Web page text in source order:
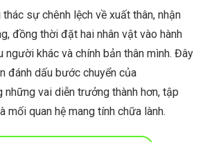
thác sự chênh lệch về xuất thân, nhận
đồng thời đặt hai nhân vật vào hành
người khác và chính bản thân mình. Đây
đánh dấu bước chuyển của
những vai diễn trưởng thành hơn, tập
mối quan hệ mang tính chữa lành.